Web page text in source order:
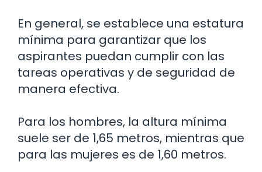
En general, se establece una estatura
mínima para garantizar que los
aspirantes puedan cumplir con las
tareas operativas y de seguridad de
manera efectiva.
Para los hombres, la altura mínima
suele ser de 1,65 metros, mientras que
para las mujeres es de 1,60 metros.